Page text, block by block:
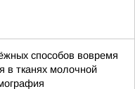
способов вовремя
в тканях молочной